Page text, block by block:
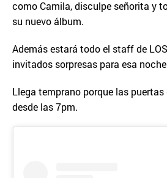
como Camila, disculpe señorita y
su nuevo álbum.
Además estará todo el staff de
invitados sorpresas para esa
Llega temprano porque las
desde las 7pm.